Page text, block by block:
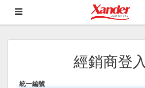
經銷商登入
統一編號